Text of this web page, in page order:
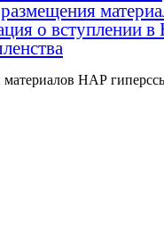
о вступлении
НАР